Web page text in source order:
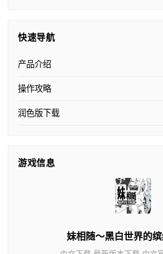
快速导航
产品介绍
操作攻略
润色版下载
游戏信息
妹相随～黑白世界的